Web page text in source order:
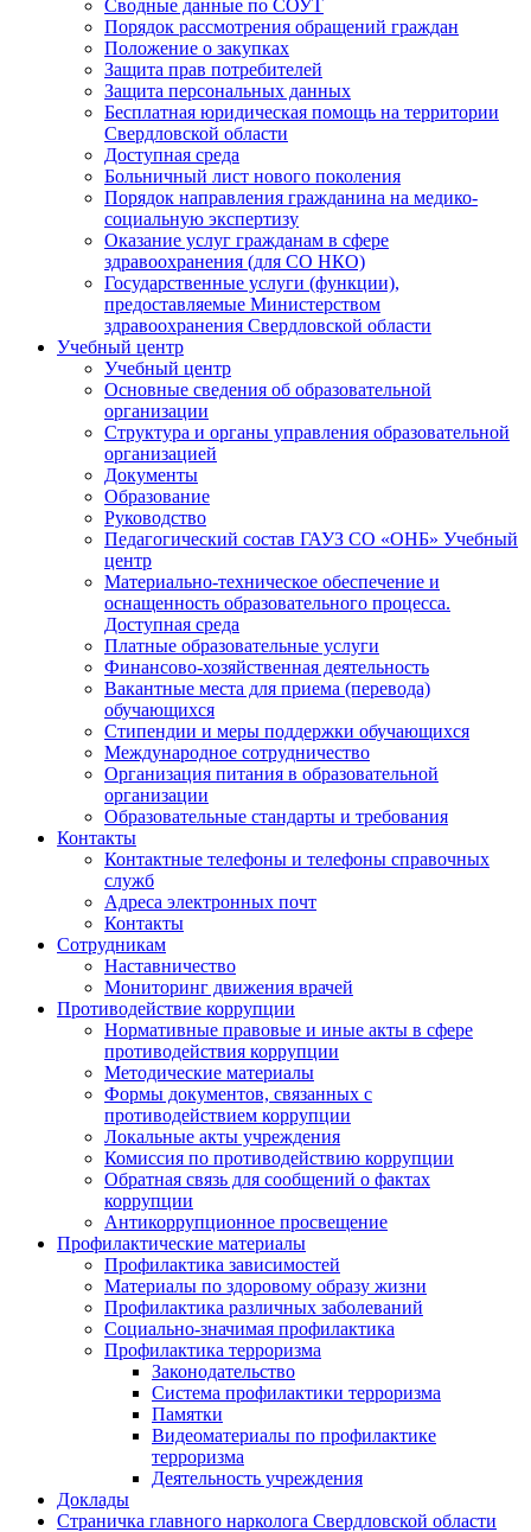
Сводные данные по СОУТ
Порядок рассмотрения обращений граждан
Положение о закупках
Защита прав потребителей
Защита персональных данных
Бесплатная юридическая помощь на территории
Свердловской области
Доступная среда
Больничный лист нового поколения
Порядок направления гражданина на медико-
социальную экспертизу
Оказание услуг гражданам в сфере
здравоохранения (для СО НКО)
Государственные услуги (функции),
предоставляемые Министерством
здравоохранения Свердловской области
Учебный центр
Учебный центр
Основные сведения об образовательной
организации
Структура и органы управления образовательной
организацией
Документы
Образование
Руководство
Педагогический состав ГАУЗ СО «ОНБ» Учебный
центр
Материально-техническое обеспечение и
оснащенность образовательного процесса.
Доступная среда
Платные образовательные услуги
Финансово-хозяйственная деятельность
Вакантные места для приема (перевода)
обучающихся
Стипендии и меры поддержки обучающихся
Международное сотрудничество
Организация питания в образовательной
организации
Образовательные стандарты и требования
Контакты
Контактные телефоны и телефоны справочных
служб
Адреса электронных почт
Контакты
Сотрудникам
Наставничество
Мониторинг движения врачей
Противодействие коррупции
Нормативные правовые и иные акты в сфере
противодействия коррупции
Методические материалы
Формы документов, связанных с
противодействием коррупции
Локальные акты учреждения
Комиссия по противодействию коррупции
Обратная связь для сообщений о фактах
коррупции
Антикоррупционное просвещение
Профилактические материалы
Профилактика зависимостей
Материалы по здоровому образу жизни
Профилактика различных заболеваний
Социально-значимая профилактика
Профилактика терроризма
Законодательство
Система профилактики терроризма
Памятки
Видеоматериалы по профилактике
терроризма
Деятельность учреждения
Доклады
Страничка главного нарколога Свердловской области